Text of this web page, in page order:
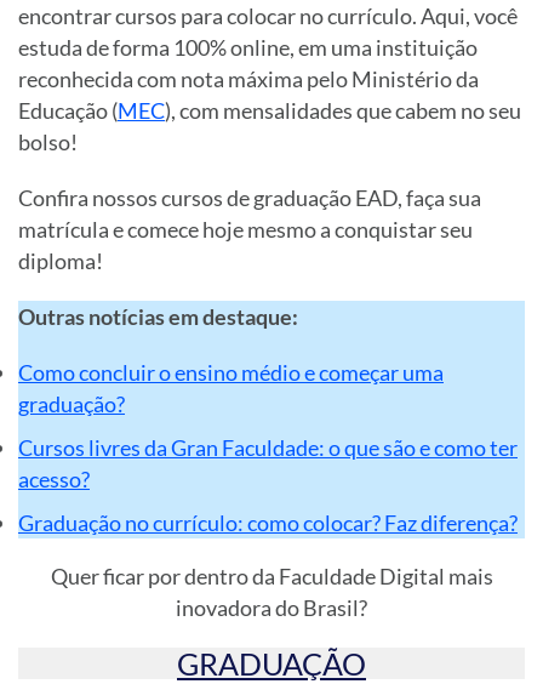
encontrar cursos para colocar no currículo. Aqui, você
estuda de forma 100% online, em uma instituição
reconhecida com nota máxima pelo Ministério da
Educação (MEC), com mensalidades que cabem no seu
bolso!
Confira nossos cursos de graduação EAD, faça sua
matrícula e comece hoje mesmo a conquistar seu
diploma!
Outras notícias em destaque:
Como concluir o ensino médio e começar uma
graduação?
Cursos livres da Gran Faculdade: o que são e como ter
acesso?
Graduação no currículo: como colocar? Faz diferença?
Quer ficar por dentro da Faculdade Digital mais
inovadora do Brasil?
GRADUAÇÃO